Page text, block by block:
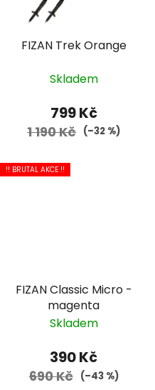
FIZAN Trek Orange
Skladem
799 Kč
1 190 Kč (–32 %)
!! BRUTAL AKCE !!
FIZAN Classic Micro -
magenta
Skladem
390 Kč
690 Kč (–43 %)